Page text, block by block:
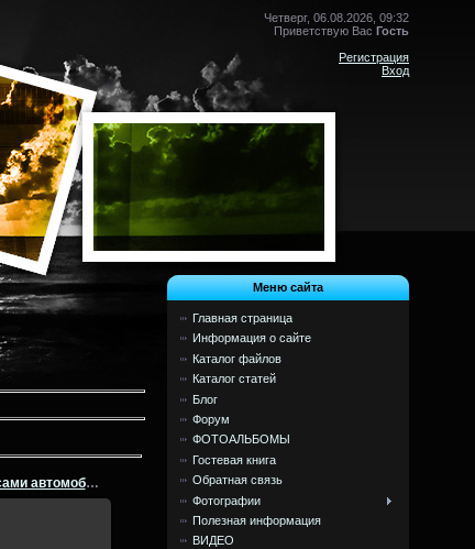
Четверг, 06.08.2026, 09:32
Приветствую Вас Гость
Регистрация
Вход
смерть под колесами автомобиля..
Меню сайта
Главная страница
Информация о сайте
Каталог файлов
Каталог статей
Блог
Форум
ФОТОАЛЬБОМЫ
Гостевая книга
Обратная связь
Фотографии
Полезная информация
ВИДЕО